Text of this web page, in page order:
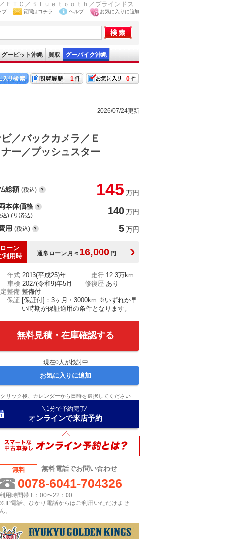
ＴＣ／Ｂｌｕｅｔｏｏｔｈ／ブラインドス...
プ 質問はコチラ ヘルプ お気に入りに追加
グーピット沖縄 買取 グーバイク沖縄
0
1
2026/07/24更新
／バックカメラ／Ｅ
ー／プッシュスター
総額 (税込) 145 万円
本体価格
込) (リ済込) 140万円
用 (税込) 5万円
ローン
利用時
通常ローン 月々 16,000 円
年式 2013(平成25)年 走行 12.3万km
車検 2027(令和9)年5月 修復歴 あり
整備 整備付
保証 [保証付]：3ヶ月・3000km ※いずれか早
い時期が保証適用の条件となります。
無料見積・在庫確認する
現在0人が検討中
お気に入りに追加
クリック後、カレンダーから日時を選択してください
1分で予約完了
オンラインで来店予約
無料 無料電話でお問い合わせ
0078-6041-704326
利用時間帯 8：00〜22：00
※IP電話、ひかり電話からはご利用いただけませ
ん。